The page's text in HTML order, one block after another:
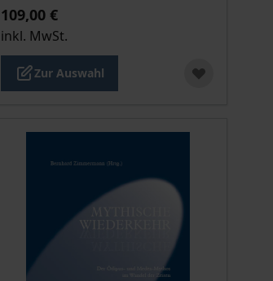
109,00 €
inkl. MwSt.
Zur Auswahl